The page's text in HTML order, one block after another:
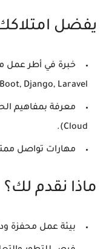
يفضل
Django, Laravel).
Cloud).
مهارات تواصل
ماذا نقدم لك؟
بيئة عمل محفزة